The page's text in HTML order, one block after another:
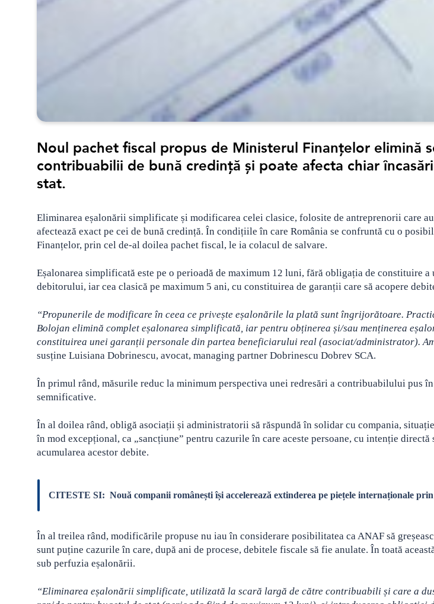
Noul pachet fiscal propus de Ministerul Finanțelor elimină
contribuabilii de bună credință și poate afecta chiar
stat.
Eliminarea eșalonării simplificate și modificarea celei clasice, folosite de antreprenorii care
afectează exact pe cei de bună credință. În condițiile în care România se confruntă cu o
Finanțelor, prin cel de-al doilea pachet fiscal, le ia colacul de salvare.
Eșalonarea simplificată este pe o perioadă de maximum 12 luni, fără obligația de constituire
debitorului, iar cea clasică pe maximum 5 ani, cu constituirea de garanții care să acopere
“Propunerile de modificare în ceea ce privește eșalonările la plată sunt îngrijorătoare.
Bolojan elimină complet eșalonarea simplificată, iar pentru obținerea și/sau menținerea
constituirea unei garanții personale din partea beneficiarului real (asociat/administrator).
susține Luisiana Dobrinescu, avocat, managing partner Dobrinescu Dobrev SCA.
În primul rând, măsurile reduc la minimum perspectiva unei redresări a contribuabilului pus
semnificative.
În al doilea rând, obligă asociații și administratorii să răspundă în solidar cu compania,
în mod excepțional, ca „sancțiune” pentru cazurile în care aceste persoane, cu intenție directă
acumularea acestor debite.
CITESTE SI: Nouă companii românești își accelerează extinderea pe piețele internaționale
În al treilea rând, modificările propuse nu iau în considerare posibilitatea ca ANAF să
sunt puține cazurile în care, după ani de procese, debitele fiscale să fie anulate. În toată
sub perfuzia eșalonării.
“Eliminarea eșalonării simplificate, utilizată la scară largă de către contribuabili și care a